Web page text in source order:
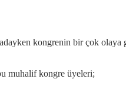
kongrenin bir çok olaya
muhalif kongre üyeleri;